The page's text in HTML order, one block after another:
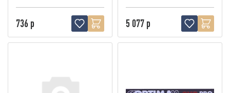
736 р 5 077 р